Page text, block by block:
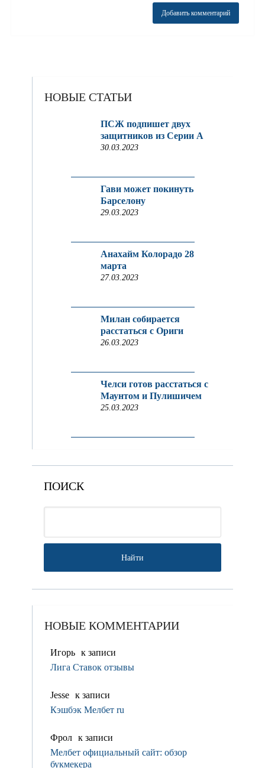
НОВЫЕ СТАТЬИ
ПСЖ подпишет двух
защитников из Серии A
30.03.2023
Гави может покинуть
Барселону
29.03.2023
Анахайм Колорадо 28
марта
27.03.2023
Милан собирается
расстаться с Ориги
26.03.2023
Челси готов расстаться с
Маунтом и Пулишичем
25.03.2023
ПОИСК
НОВЫЕ КОММЕНТАРИИ
Игорь к записи
Лига Ставок отзывы
Jesse к записи
Кэшбэк Мелбет ru
Фрол к записи
Мелбет официальный сайт: обзор
букмекера